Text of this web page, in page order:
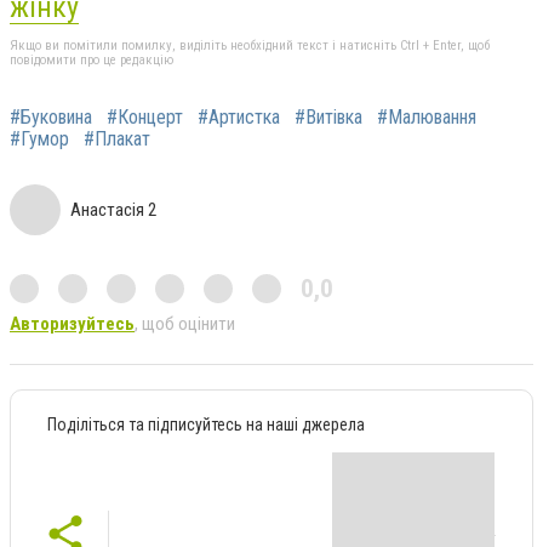
жінку
Якщо ви помітили помилку, виділіть необхідний текст і натисніть Ctrl + Enter, щоб
повідомити про це редакцію
#Буковина #Концерт #Артистка #Витівка
#Малювання
#Гумор
#Плакат
Анастасія 2
0,0
Авторизуйтесь, щоб оцінити
Поділіться та підписуйтесь на наші джерела